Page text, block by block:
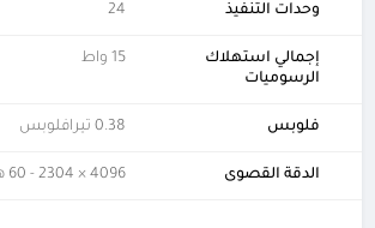
وحدات التنفيذ 24
إجمالي استهلاك
الرسوميات
15 واط
فلوبس 0.38 تيرافلوبس
الدقة القصوى 4096 × 2304 - 60 هرتز